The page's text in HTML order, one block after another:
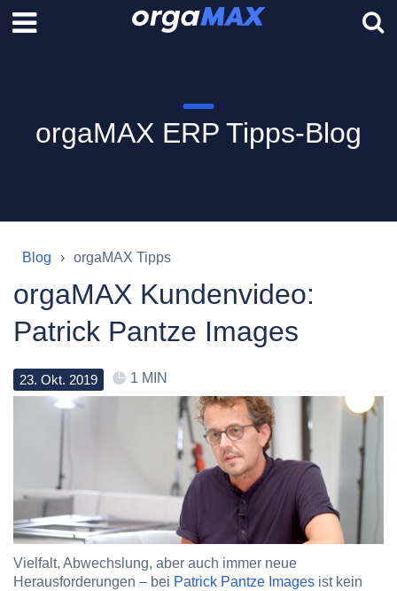
orgaMAX ERP Tipps-Blog
Blog orgaMAX Tipps
orgaMAX Kundenvideo:
Patrick Pantze Images
23. Okt. 2019 1 MIN
Vielfalt, Abwechslung, aber auch immer neue
Herausforderungen – bei Patrick Pantze Images ist kein